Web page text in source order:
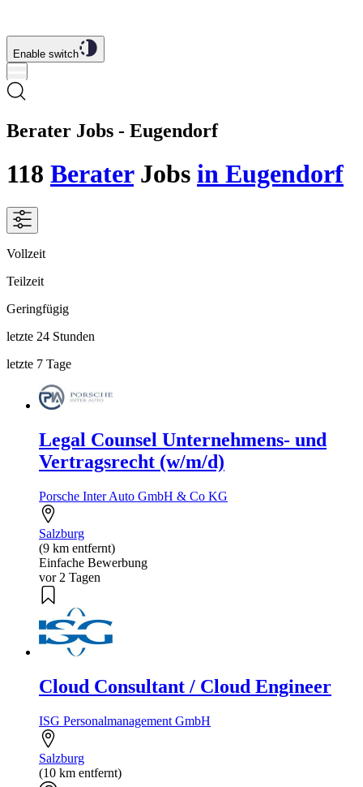
Enable switch
Berater Jobs - Eugendorf
118 BeraterJobs in Eugendorf
Vollzeit
Teilzeit
Geringfügig
letzte 24 Stunden
letzte 7 Tage
Legal Counsel Unternehmens- und
Vertragsrecht (w/m/d)
Porsche Inter Auto GmbH & Co KG
Salzburg
(9 km entfernt)
Einfache Bewerbung
vor 2 Tagen
Cloud Consultant / Cloud Engineer
ISG Personalmanagement GmbH
Salzburg
(10 km entfernt)